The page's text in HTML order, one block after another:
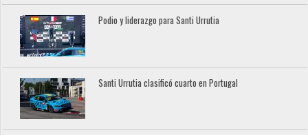
Podio y liderazgo para Santi Urrutia
Santi Urrutia clasificó cuarto en Portugal